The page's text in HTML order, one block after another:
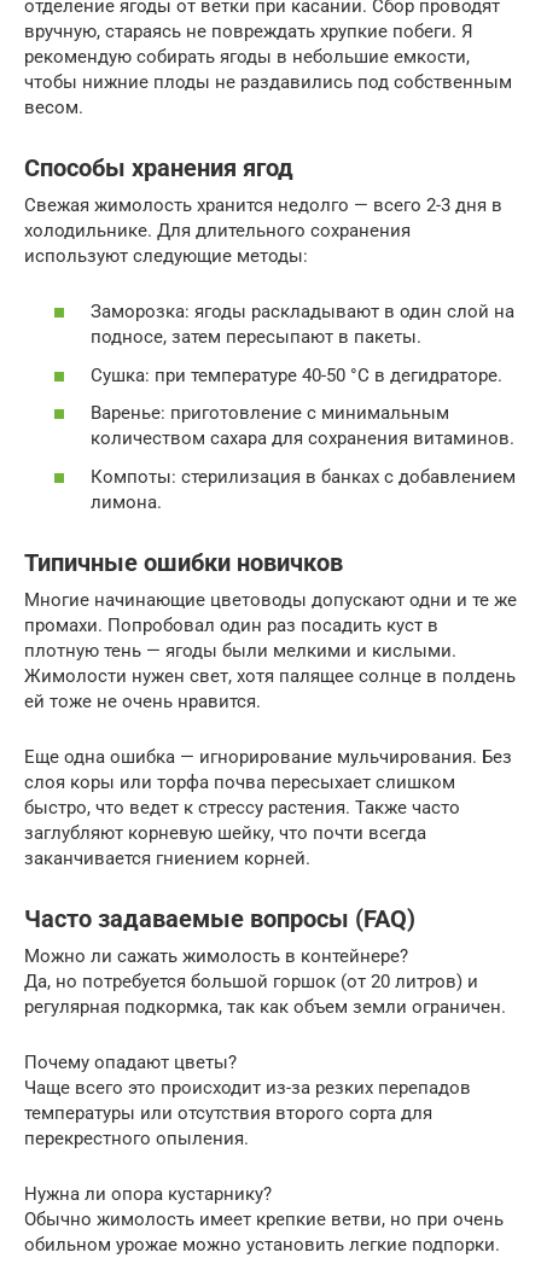
отделение ягоды от ветки при касании. Сбор проводят
вручную, стараясь не повреждать хрупкие побеги. Я
рекомендую собирать ягоды в небольшие емкости,
чтобы нижние плоды не раздавились под собственным
весом.
Способы хранения ягод
Свежая жимолость хранится недолго — всего 2-3 дня в
холодильнике. Для длительного сохранения
используют следующие методы:
Заморозка: ягоды раскладывают в один слой на
подносе, затем пересыпают в пакеты.
Сушка: при температуре 40-50 °C в дегидраторе.
Варенье: приготовление с минимальным
количеством сахара для сохранения витаминов.
Компоты: стерилизация в банках с добавлением
лимона.
Типичные ошибки новичков
Многие начинающие цветоводы допускают одни и те же
промахи. Попробовал один раз посадить куст в
плотную тень — ягоды были мелкими и кислыми.
Жимолости нужен свет, хотя палящее солнце в полдень
ей тоже не очень нравится.
Еще одна ошибка — игнорирование мульчирования. Без
слоя коры или торфа почва пересыхает слишком
быстро, что ведет к стрессу растения. Также часто
заглубляют корневую шейку, что почти всегда
заканчивается гниением корней.
Часто задаваемые вопросы (FAQ)
Можно ли сажать жимолость в контейнере?
Да, но потребуется большой горшок (от 20 литров) и
регулярная подкормка, так как объем земли ограничен.
Почему опадают цветы?
Чаще всего это происходит из-за резких перепадов
температуры или отсутствия второго сорта для
перекрестного опыления.
Нужна ли опора кустарнику?
Обычно жимолость имеет крепкие ветви, но при очень
обильном урожае можно установить легкие подпорки.